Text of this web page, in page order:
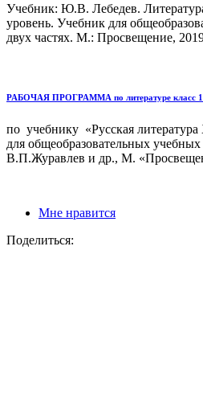
Учебник: Ю.В. Лебедев.
уровень. Учебник для
двух частях. М.: Просвещение,
РАБОЧАЯ ПРОГРАММА по литературе класс
по учебнику «Русская
для общеобразовательных
В.П.Журавлев и др., М.
Мне нравится
Поделиться: